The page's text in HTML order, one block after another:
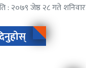
: २०७९ जेष्ठ २८ गते शनिवार